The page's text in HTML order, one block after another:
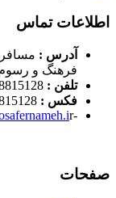
اطلاعات تماس
آدرس :
فرهنگ و
تلفن :
فکس :
-info
r
صفحات